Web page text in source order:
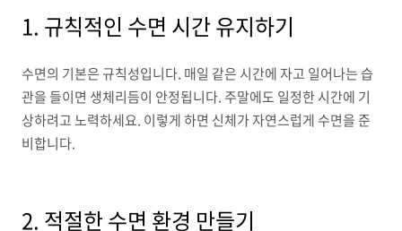
1. 규칙적인 수면 시간 유지하기
수면의 기본은 규칙성입니다. 매일 같은 시간에 자고 일어나는 습
관을 들이면 생체리듬이 안정됩니다. 주말에도 일정한 시간에 기
상하려고 노력하세요. 이렇게 하면 신체가 자연스럽게 수면을 준
비합니다.
2. 적절한 수면 환경 만들기